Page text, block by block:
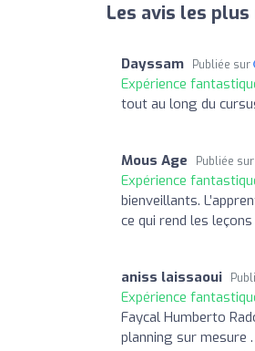
Les avis les
Dayssam Publiée sur
Expérience
tout au long du
Mous Age Publiée sur
Expérience
bienveillants.
ce qui rend les
aniss laissaoui
Expérience
Faycal Humberto
planning sur mesure .